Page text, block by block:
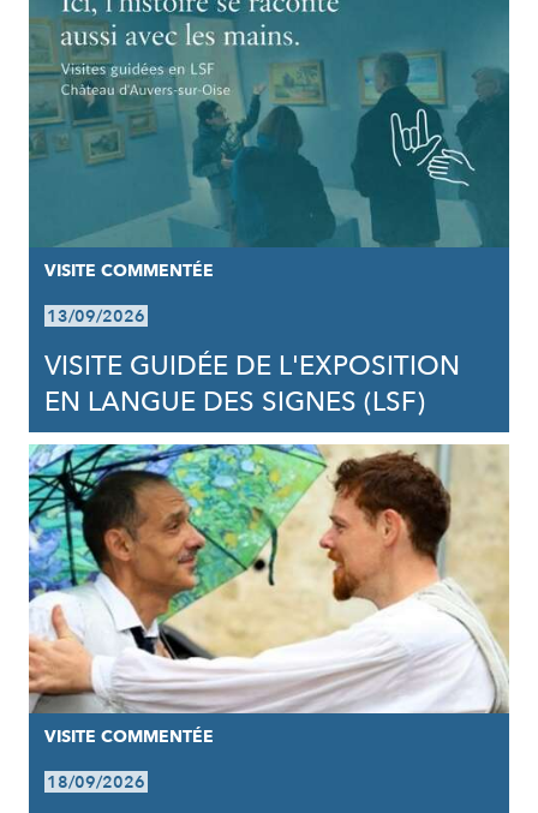
VISITE COMMENTÉE
13/09/2026
VISITE GUIDÉE DE L'EXPOSITION
EN LANGUE DES SIGNES (LSF)
VISITE COMMENTÉE
18/09/2026